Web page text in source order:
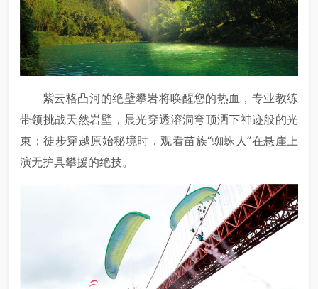
紫云格凸河的绝壁攀岩将唤醒您的热血，专业教练
带领挑战天然岩壁，晨光穿透溶洞穹顶洒下神迹般的光
束；徒步穿越原始秘境时，观看苗族“蜘蛛人”在悬崖上
演无护具攀援的绝技。